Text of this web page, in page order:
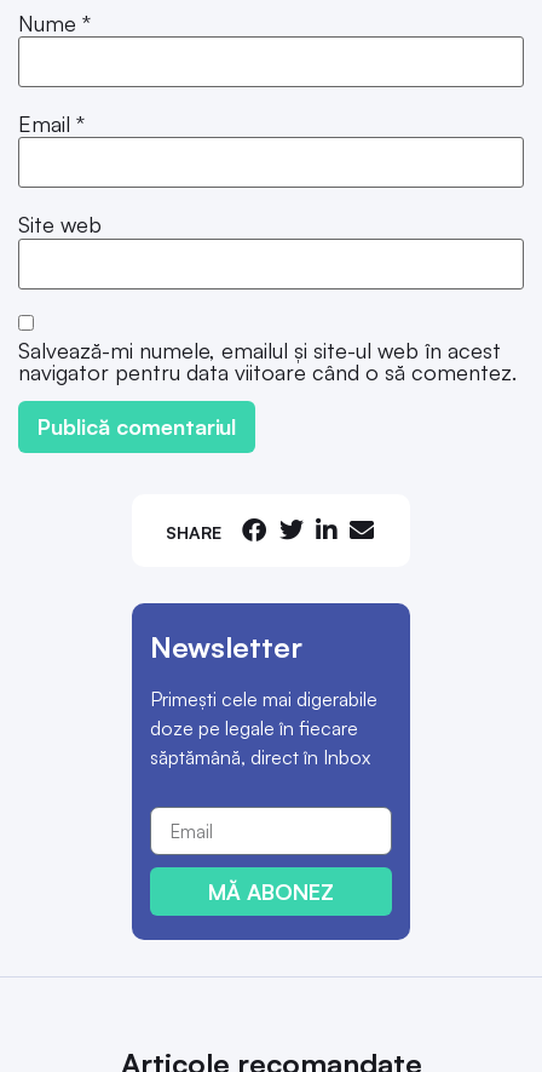
SHARE
Newsletter
Primești cele mai digerabile
doze pe legale în fiecare
săptămână, direct în Inbox
MĂ ABONEZ
Nume *
Email *
Site web
Salvează-mi numele, emailul și site-ul web în acest
navigator pentru data viitoare când o să comentez.
Articole recomandate